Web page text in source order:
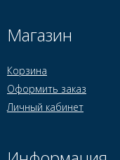
Магазин
Корзина
Оформить заказ
Личный кабинет